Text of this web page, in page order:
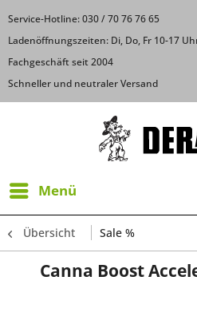
Service-Hotline: 030 / 70 76 76 65
Ladenöffnungszeiten: Di, Do, Fr 10-17
Fachgeschäft seit 2004
Schneller und neutraler Versand
Menü
Übersicht Sale %
Canna Boost